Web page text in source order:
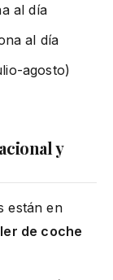
al día
al día
agosto)
y
están en
de coche